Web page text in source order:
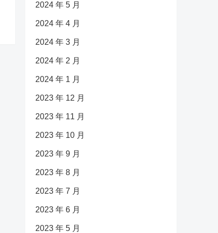
2024 年 5 月
2024 年 4 月
2024 年 3 月
2024 年 2 月
2024 年 1 月
2023 年 12 月
2023 年 11 月
2023 年 10 月
2023 年 9 月
2023 年 8 月
2023 年 7 月
2023 年 6 月
2023 年 5 月